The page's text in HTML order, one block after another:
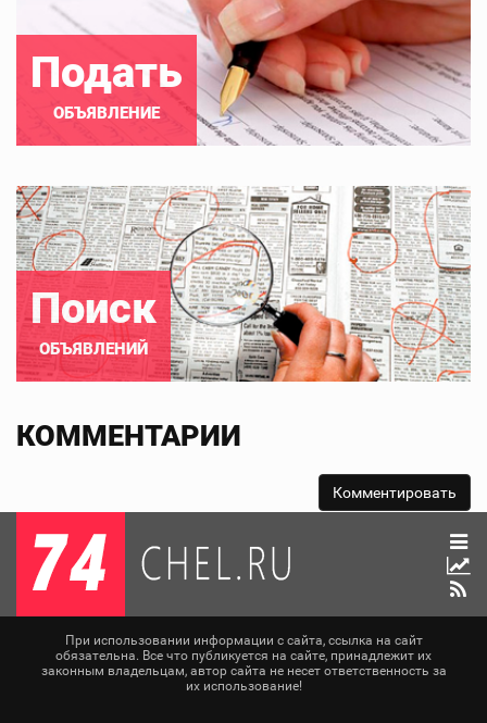
Подать
ОБЪЯВЛЕНИЕ
Поиск
ОБЪЯВЛЕНИЙ
КОММЕНТАРИИ
При использовании информации с сайта, ссылка на сайт
обязательна. Все что публикуется на сайте, принадлежит их
законным владельцам, автор сайта не несет ответственность за
их использование!